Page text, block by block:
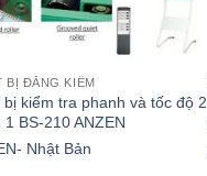
BỊ ĐĂNG KIỂM
bị kiểm tra phanh và tốc độ 2
1 BS-210 ANZEN
Nhật Bản